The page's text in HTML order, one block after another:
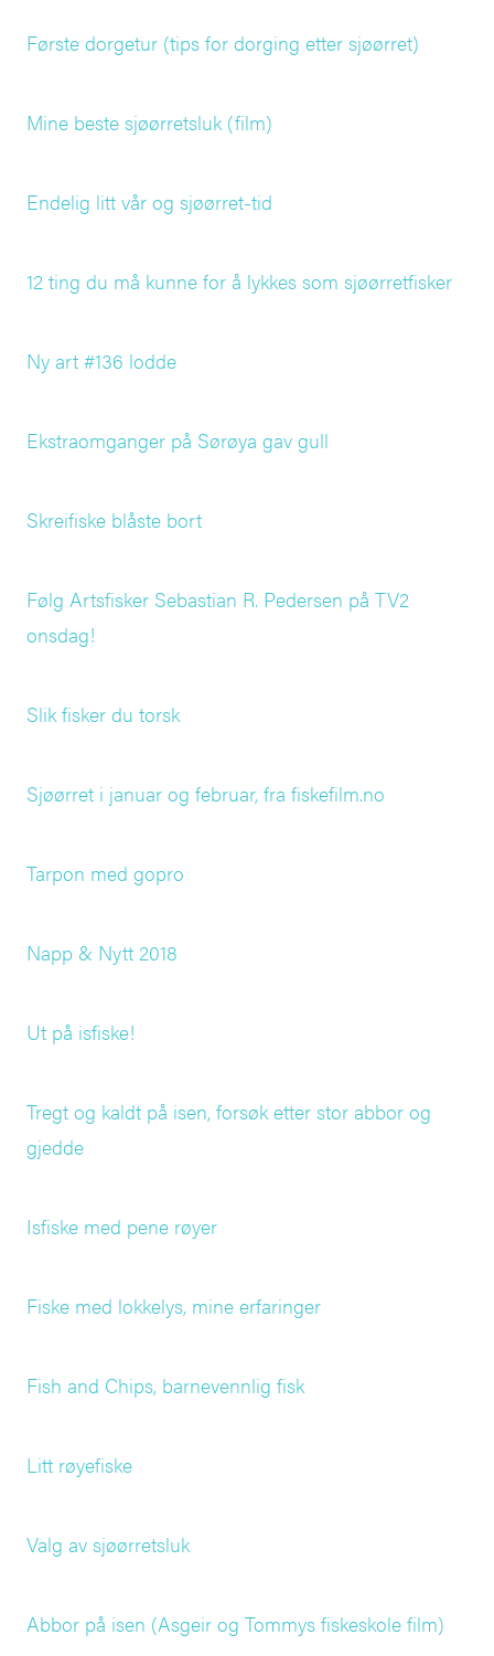
Første dorgetur (tips for dorging etter sjøørret)
Mine beste sjøørretsluk (film)
Endelig litt vår og sjøørret-tid
12 ting du må kunne for å lykkes som sjøørretfisker
Ny art #136 lodde
Ekstraomganger på Sørøya gav gull
Skreifiske blåste bort
Følg Artsfisker Sebastian R. Pedersen på TV2
onsdag!
Slik fisker du torsk
Sjøørret i januar og februar, fra fiskefilm.no
Tarpon med gopro
Napp & Nytt 2018
Ut på isfiske!
Tregt og kaldt på isen, forsøk etter stor abbor og
gjedde
Isfiske med pene røyer
Fiske med lokkelys, mine erfaringer
Fish and Chips, barnevennlig fisk
Litt røyefiske
Valg av sjøørretsluk
Abbor på isen (Asgeir og Tommys fiskeskole film)